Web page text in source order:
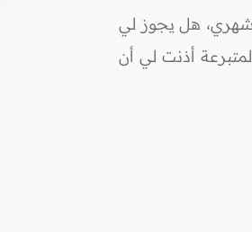
شهري، هل يجوز لي
أذنت لي أن